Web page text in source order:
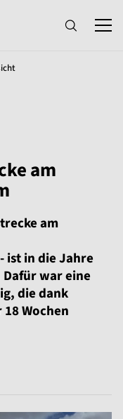
am
am
ist in die Jahre
war eine
die dank
Wochen